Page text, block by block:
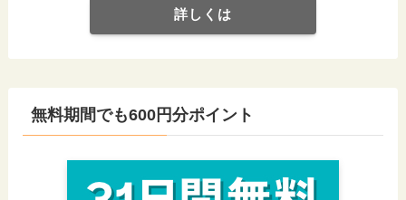
詳しくは
無料期間でも600円分ポイント